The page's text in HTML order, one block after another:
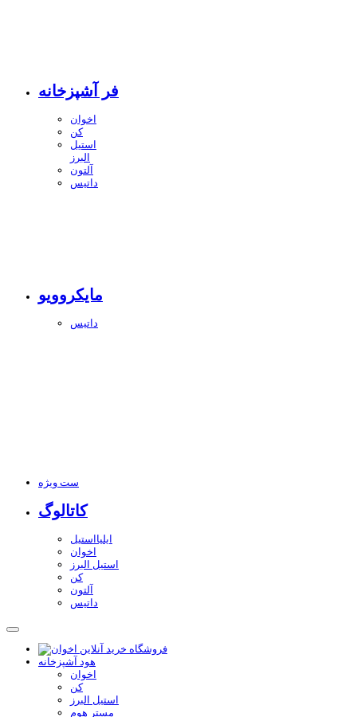
فر آشپزخانه
اخوان
کن
استیل
البرز
آلتون
داتیس
مایکروویو
داتیس
ست ویژه
کاتالوگ
ایلیااستیل
اخوان
استیل البرز
کن
آلتون
داتیس
هود آشپزخانه
اخوان
کن
استیل البرز
مستر هوم